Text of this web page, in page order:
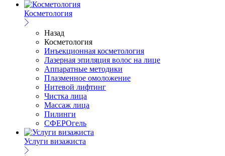
Косметология
Назад
Косметология
Инъекционная косметология
Лазерная эпиляция волос на лице
Аппаратные методики
Плазменное омоложение
Нитевой лифтинг
Чистка лица
Массаж лица
Пилинги
СФЕРОгель
Услуги визажиста